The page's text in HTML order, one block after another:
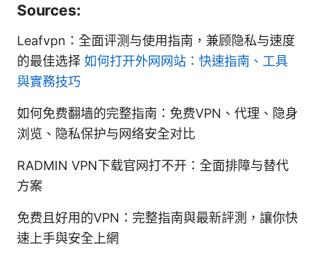
Sources:
Leafvpn：全面评测与使用指南，兼顾隐私与速度
的最佳选择 如何打开外网网站：快速指南、工具
與實務技巧
如何免费翻墙的完整指南：免费VPN、代理、隐身
浏览、隐私保护与网络安全对比
RADMIN VPN下载官网打不开：全面排障与替代
方案
免费且好用的VPN：完整指南與最新評測，讓你快
速上手與安全上網